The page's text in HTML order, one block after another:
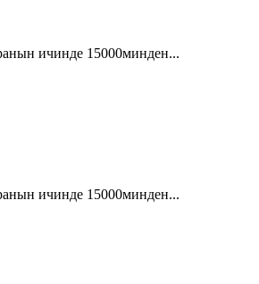
ичинде 15000минден...
ичинде 15000минден...